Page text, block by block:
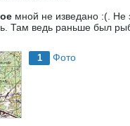
мной не изведано :(. Не
Там ведь раньше был
1 Фото